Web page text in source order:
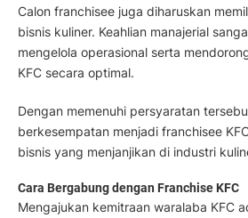
Calon franchisee juga diharuskan
bisnis kuliner. Keahlian manajerial
mengelola operasional serta
KFC secara optimal.
Dengan memenuhi persyaratan
berkesempatan menjadi franchisee
bisnis yang menjanjikan di industri
Cara Bergabung dengan Franchise KFC
Mengajukan kemitraan waralaba KFC